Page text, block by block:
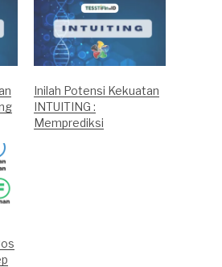
Inilah Potensi Kekuatan
INTUITING :
Memprediksi